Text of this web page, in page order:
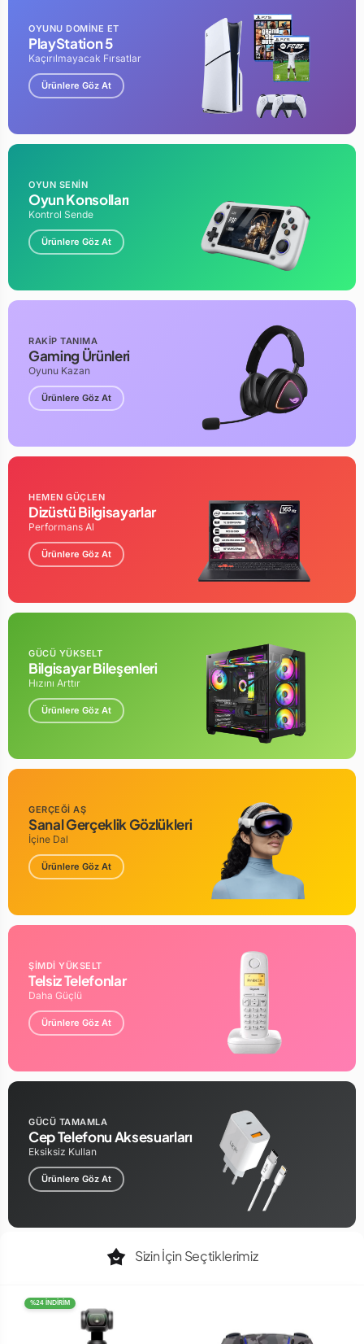
OYUNU DOMİNE ET
PlayStation 5
Kaçırılmayacak Fırsatlar
Ürünlere Göz At
OYUN SENİN
Oyun Konsolları
Kontrol Sende
Ürünlere Göz At
RAKİP TANIMA
Gaming Ürünleri
Oyunu Kazan
Ürünlere Göz At
HEMEN GÜÇLEN
Dizüstü Bilgisayarlar
Performans Al
Ürünlere Göz At
GÜCÜ YÜKSELT
Bilgisayar Bileşenleri
Hızını Arttır
Ürünlere Göz At
GERÇEĞİ AŞ
Sanal Gerçeklik Gözlükleri
İçine Dal
Ürünlere Göz At
ŞİMDİ YÜKSELT
Telsiz Telefonlar
Daha Güçlü
Ürünlere Göz At
GÜCÜ TAMAMLA
Cep Telefonu Aksesuarları
Eksiksiz Kullan
Ürünlere Göz At
Sizin İçin Seçtiklerimiz
%24 İNDİRİM